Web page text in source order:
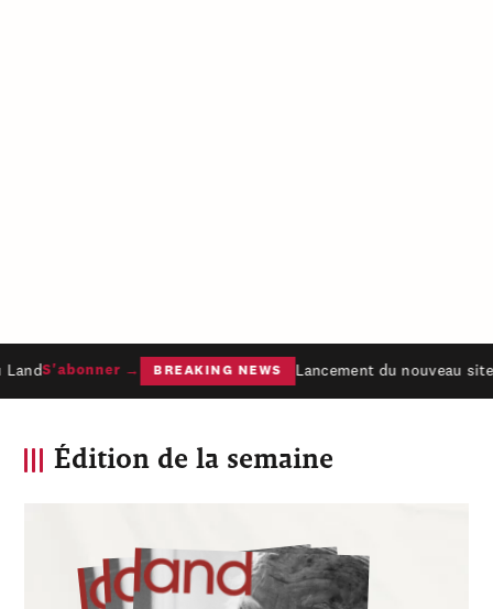
S'abonner → BREAKING NEWS Lancement du nouveau
Édition de la semaine